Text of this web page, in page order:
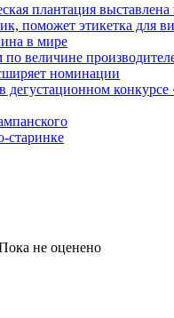
плантация
поможет этикетка для
в мире
величине
номинации
дегустационном
старинке
не оценено